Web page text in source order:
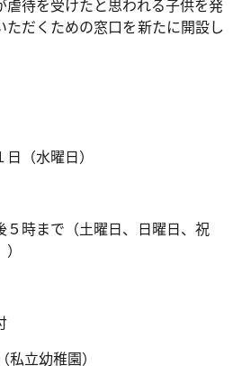
虐待を受けたと思われる子供を発
ただくための窓口を新たに開設し
（水曜日）
時まで（土曜日、日曜日、祝
立幼稚園）